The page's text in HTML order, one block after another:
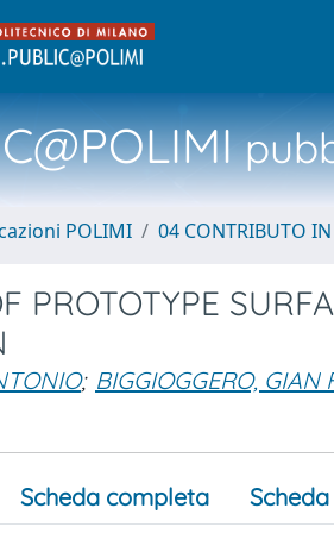
POLIMI 04 CONTRIBUTO
PROTOTYPE
; BIGGIOGGERO, GIAN
Scheda completa